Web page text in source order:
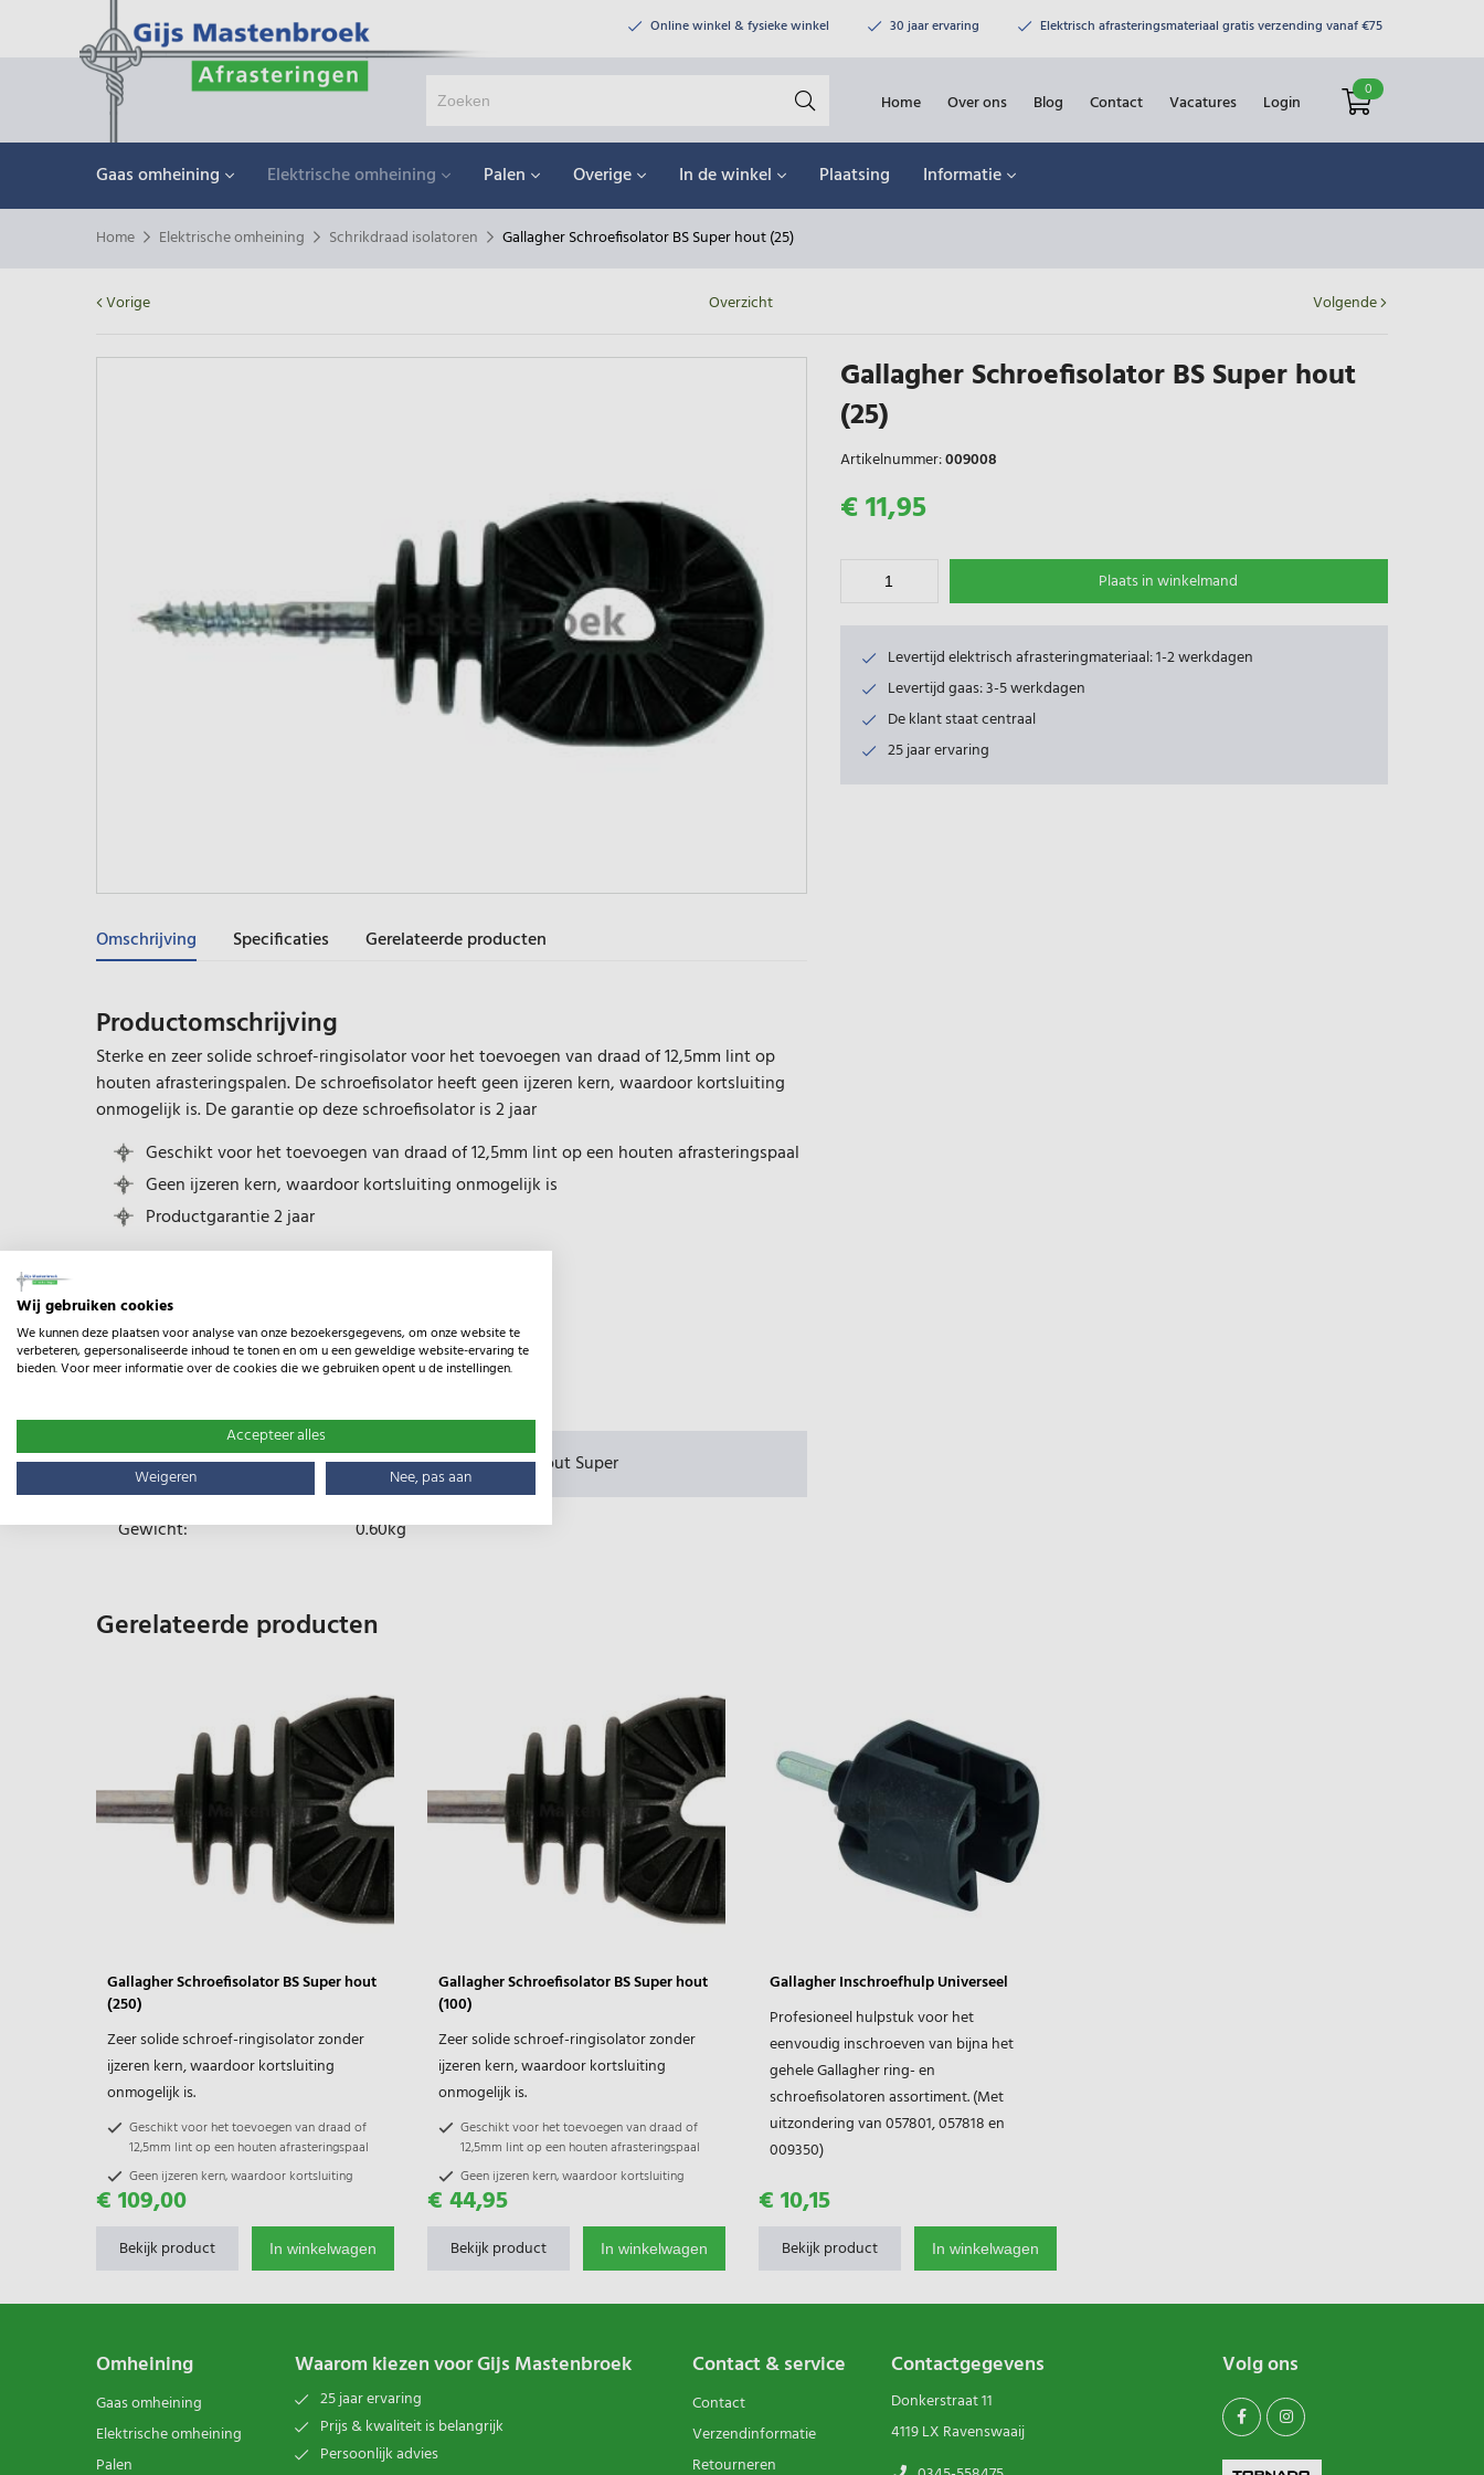
Online winkel & fysieke winkel 30 jaar ervaring Elektrisch afrasteringsmateriaal gratis verzending vanaf €75
0
Login
Home Over ons Blog Contact Vacatures
Gaas omheining Elektrische omheining Palen Overige In de winkel Plaatsing Informatie
Home Elektrische omheining Schrikdraad isolatoren Gallagher Schroefisolator BS Super hout (25)
Vorige Overzicht Volgende
Omschrijving Specificaties Gerelateerde producten
Productomschrijving
Sterke en zeer solide schroef-ringisolator voor het toevoegen van draad of 12,5mm lint op
houten afrasteringspalen. De schroefisolator heeft geen ijzeren kern, waardoor kortsluiting
onmogelijk is. De garantie op deze schroefisolator is 2 jaar
Geschikt voor het toevoegen van draad of 12,5mm lint op een houten afrasteringspaal
Geen ijzeren kern, waardoor kortsluiting onmogelijk is
Productgarantie 2 jaar
Specificaties
Type: BS Schroef-ringisolator hout Super
Gewicht: 0.60kg
Gallagher Schroefisolator BS Super hout
(25)
Artikelnummer:009008
€ 11,95
Plaats in winkelmand
Levertijd elektrisch afrasteringmateriaal: 1-2 werkdagen
Levertijd gaas: 3-5 werkdagen
De klant staat centraal
25 jaar ervaring
Gerelateerde producten
Gallagher Schroefisolator BS Super hout
(250)
Zeer solide schroef-ringisolator zonder
ijzeren kern, waardoor kortsluiting
onmogelijk is.
Geschikt voor het toevoegen van draad of
12,5mm lint op een houten afrasteringspaal
Geen ijzeren kern, waardoor kortsluiting
onmogelijk is
Productgarantie 2 jaar
€ 109,00
Bekijk product In winkelwagen
Gallagher Schroefisolator BS Super hout
(100)
Zeer solide schroef-ringisolator zonder
ijzeren kern, waardoor kortsluiting
onmogelijk is.
Geschikt voor het toevoegen van draad of
12,5mm lint op een houten afrasteringspaal
Geen ijzeren kern, waardoor kortsluiting
onmogelijk is
Productgarantie 2 jaar
€ 44,95
Bekijk product In winkelwagen
Gallagher Inschroefhulp Universeel
Profesioneel hulpstuk voor het
eenvoudig inschroeven van bijna het
gehele Gallagher ring- en
schroefisolatoren assortiment. (Met
uitzondering van 057801, 057818 en
009350)
€ 10,15
Bekijk product In winkelwagen
Omheining
Gaas omheining
Elektrische omheining
Palen
Waarom kiezen voor Gijs Mastenbroek
25 jaar ervaring
Prijs & kwaliteit is belangrijk
Persoonlijk advies
Contact & service
Contact
Verzendinformatie
Retourneren
Contactgegevens
Donkerstraat 11
4119 LX Ravenswaaij
Volg ons
Wij gebruiken cookies
We kunnen deze plaatsen voor analyse van onze bezoekersgegevens, om onze website te
verbeteren, gepersonaliseerde inhoud te tonen en om u een geweldige website-ervaring te
bieden. Voor meer informatie over de cookies die we gebruiken opent u de instellingen.
Accepteer alles
Weigeren
Nee, pas aan